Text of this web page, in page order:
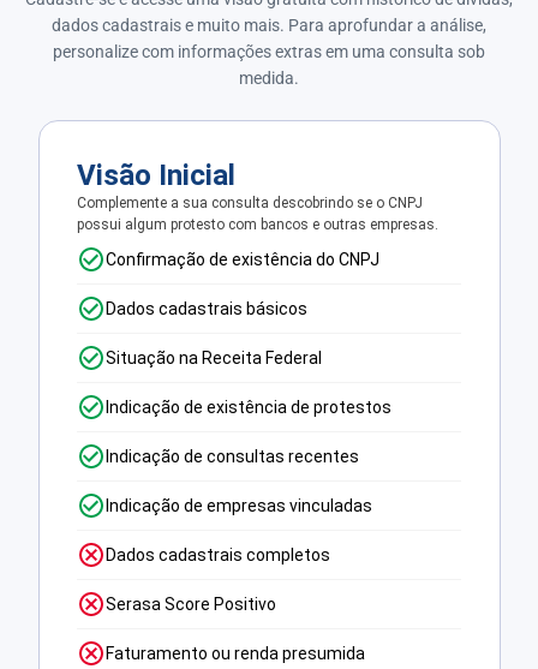
dados cadastrais e muito mais. Para aprofundar a análise,
personalize com informações extras em uma consulta sob
medida.
Visão Inicial
Complemente a sua consulta descobrindo se o CNPJ
possui algum protesto com bancos e outras empresas.
Confirmação de existência do CNPJ
Dados cadastrais básicos
Situação na Receita Federal
Indicação de existência de protestos
Indicação de consultas recentes
Indicação de empresas vinculadas
Dados cadastrais completos
Serasa Score Positivo
Faturamento ou renda presumida